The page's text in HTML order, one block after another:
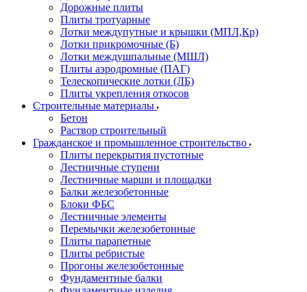
Дорожные плиты
Плиты тротуарные
Лотки междупутные и крышки (МПЛ,Кр)
Лотки прикромочные (Б)
Лотки междушпальные (МШЛ)
Плиты аэродромные (ПАГ)
Телескопические лотки (ЛБ)
Плиты укрепления откосов
Строительные материалы
Бетон
Раствор строительный
Гражданское и промышленное строительство
Плиты перекрытия пустотные
Лестничные ступени
Лестничные марши и площадки
Балки железобетонные
Блоки ФБС
Лестничные элементы
Перемычки железобетонные
Плиты парапетные
Плиты ребристые
Прогоны железобетонные
Фундаментные балки